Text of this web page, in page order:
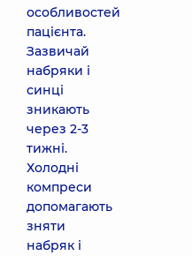
особливостей
пацієнта.
Зазвичай
набряки і
синці
зникають
через 2-3
тижні.
Холодні
компреси
допомагають
зняти
набряк і